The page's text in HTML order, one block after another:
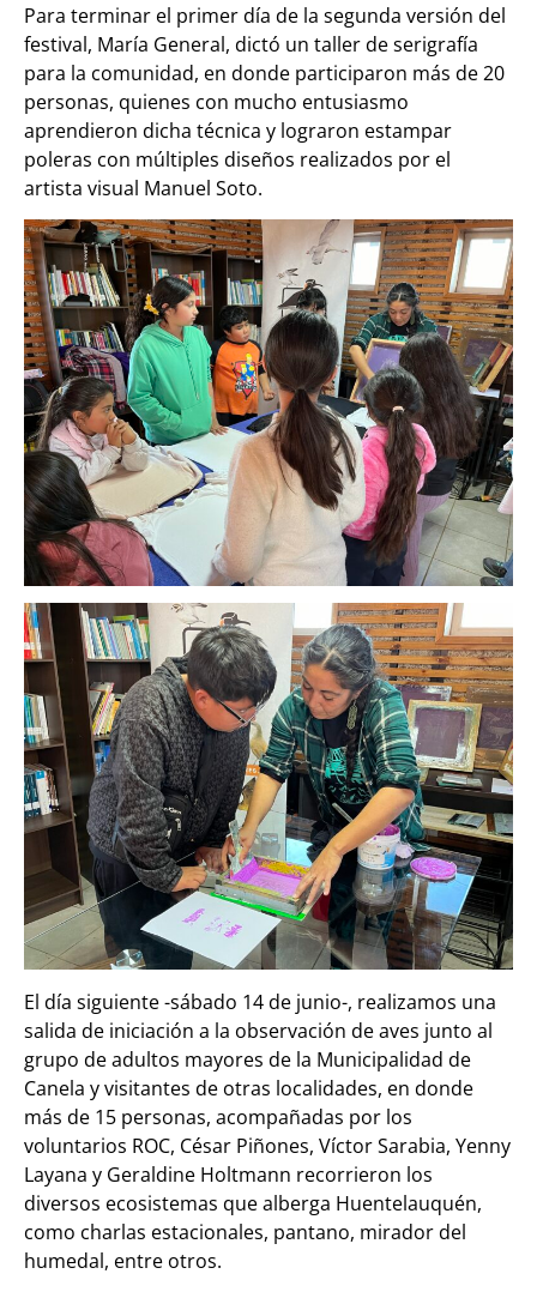
Para terminar el primer día de la segunda versión del
festival, María General, dictó un taller de serigrafía
para la comunidad, en donde participaron más de 20
personas, quienes con mucho entusiasmo
aprendieron dicha técnica y lograron estampar
poleras con múltiples diseños realizados por el
artista visual Manuel Soto.
El día siguiente -sábado 14 de junio-, realizamos una
salida de iniciación a la observación de aves junto al
grupo de adultos mayores de la Municipalidad de
Canela y visitantes de otras localidades, en donde
más de 15 personas, acompañadas por los
voluntarios ROC, César Piñones, Víctor Sarabia, Yenny
Layana y Geraldine Holtmann recorrieron los
diversos ecosistemas que alberga Huentelauquén,
como charlas estacionales, pantano, mirador del
humedal, entre otros.